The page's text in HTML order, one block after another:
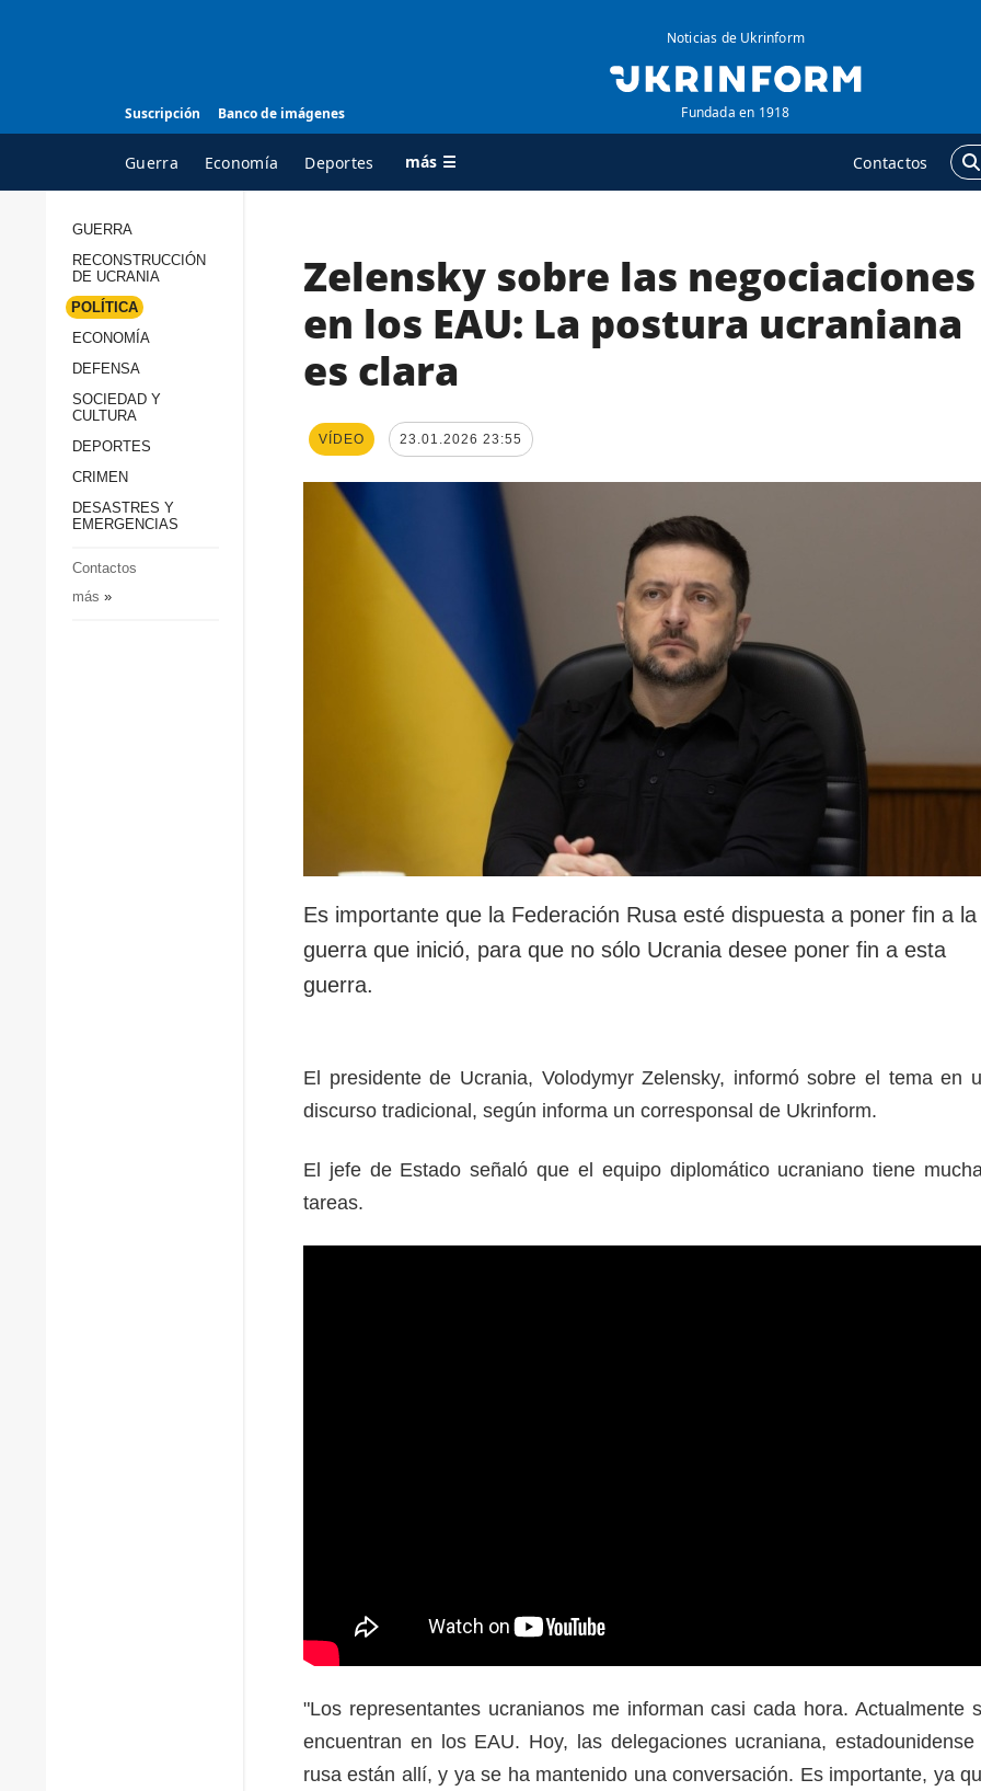
Suscripción Banco de imágenes
Noticias de Ukrinform
Fundada en 1918
Guerra Economía Deportes más ☰ Contactos
TODAS LAS
Reconstrucción de
Sociedad y Cultura
AGENCIA
contacto
servicios
protección de datos
personales
ADICIONAL
Publicaciones
Releases
GUERRA
RECONSTRUCCIÓN
DE UCRANIA
POLÍTICA
ECONOMÍA
DEFENSA
SOCIEDAD Y
CULTURA
DEPORTES
CRIMEN
DESASTRES Y
EMERGENCIAS
Contactos
más »
Zelensky sobre las negociaciones
en los EAU: La postura ucraniana
es clara
VÍDEO 23.01.2026 23:55
Es importante que la Federación Rusa esté dispuesta a poner fin a la
guerra que inició, para que no sólo Ucrania desee poner fin a esta
guerra.
El presidente de Ucrania, Volodymyr Zelensky, informó sobre el tema en
discurso tradicional, según informa un corresponsal de Ukrinform.
El jefe de Estado señaló que el equipo diplomático ucraniano tiene
tareas.
"Los representantes ucranianos me informan casi cada hora. Actualmente
encuentran en los EAU. Hoy, las delegaciones ucraniana, estadounidense
rusa están allí, y ya se ha mantenido una conversación. Es importante, ya